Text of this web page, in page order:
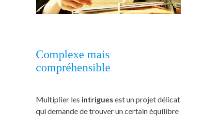
Complexe mais
compréhensible
Multiplier les intrigues est un projet délicat
qui demande de trouver un certain équilibre